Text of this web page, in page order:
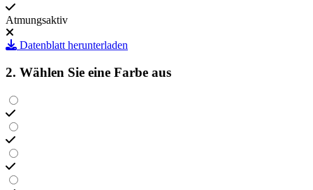
Atmungsaktiv
Datenblatt herunterladen
2. Wählen Sie eine Farbe aus